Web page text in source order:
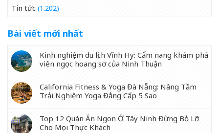
Tin tức (1.202)
Bài viết mới nhất
Kinh nghiệm du lịch Vĩnh Hy: Cẩm nang khám phá
viên ngọc hoang sơ của Ninh Thuận
California Fitness & Yoga Đà Nẵng: Nâng Tầm
Trải Nghiệm Yoga Đẳng Cấp 5 Sao
Top 12 Quán Ăn Ngon Ở Tây Ninh Đừng Bỏ Lỡ
Cho Mọi Thực Khách